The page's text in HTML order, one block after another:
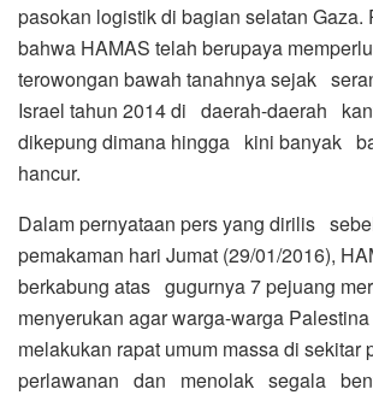
pasokan logistik di bagian selatan Gaza.
bahwa HAMAS telah berupaya
terowongan bawah tanahnya sejak
Israel tahun 2014 di daerah-daerah
dikepung dimana hingga kini banyak
hancur.
Dalam pernyataan pers yang dirilis
pemakaman hari Jumat (29/01/2016),
berkabung atas gugurnya 7 pejuang
menyerukan agar warga-warga
melakukan rapat umum massa di sekitar
perlawanan dan menolak segala